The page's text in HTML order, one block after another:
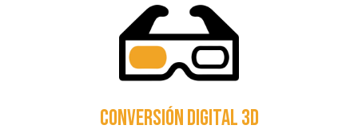
Conversión digital 3D